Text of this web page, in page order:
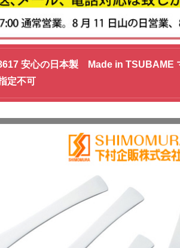
安心の日本製 Made in TSUBAME
定不可